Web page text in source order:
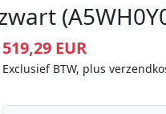
519,29 EUR
Exclusief BTW, plus